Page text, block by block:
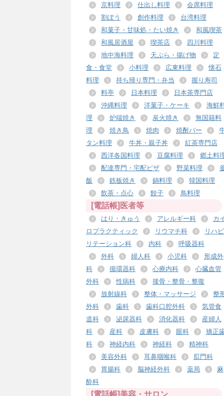
京料理
仕出し料理
会席料理
割ぽう
創作料理
台湾料理
和菓子・甘味処・たい焼き
和風喫茶
和風居酒屋
喫茶店
四川料理
地中海料理
天ぷら・揚げ物
定
食・食堂
小料理 広東料理
懐石
料理
持ち帰り専門・弁当
握り寿司
料亭
日本料理
日本茶専門店
沖縄料理
洋菓子・ケーキ
海鮮
理
炉端焼き 炭火焼き
無国籍料
理
焼き鳥 焼肉 焼酎バー
タン料理
牛丼・親子丼
紅茶専門店
西洋各国料理
豆腐料理
郷土料
配達専門・宅配ピザ
野菜料理
飯
鉄板焼き 鍋料理
韓国料理
飲茶・点心
餃子 鳥料理
[電話帳]医者等
はり・きゅう アレルギー科
カ
ロプラクティック
リウマチ科
リハビ
リテーション科
内科
呼吸器科
外科
婦人科 小児科
形成外
科
循環器科 心療内科
心臓血管
外科
性病科
接骨・整骨・整復
放射線科
整体・マッサージ
整
外科
歯科 歯科口腔外科
気管食
道科
泌尿器科 消化器科
産婦人
科
産科 皮膚科 眼科
矯正
科
神経内科 神経科
精神科
美容外科
耳鼻咽喉科
肛門科
胃腸科
脳神経外科 薬局
麻
酔科